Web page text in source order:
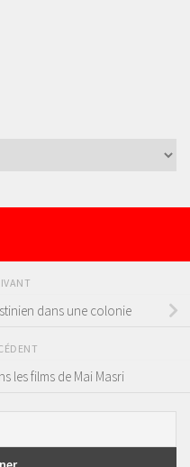
dans une colonie
les films de Mai Masri